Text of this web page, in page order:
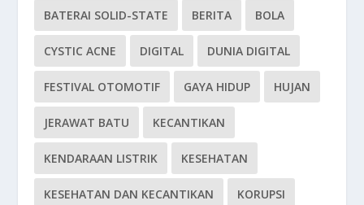
BATERAI SOLID-STATE BERITA BOLA
CYSTIC ACNE DIGITAL DUNIA DIGITAL
FESTIVAL OTOMOTIF GAYA HIDUP HUJAN
JERAWAT BATU KECANTIKAN
KENDARAAN LISTRIK KESEHATAN
KESEHATAN DAN KECANTIKAN KORUPSI